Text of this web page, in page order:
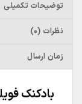
توضیحات تکمیلی
نظرات (0)
زمان ارسال
بادکنک